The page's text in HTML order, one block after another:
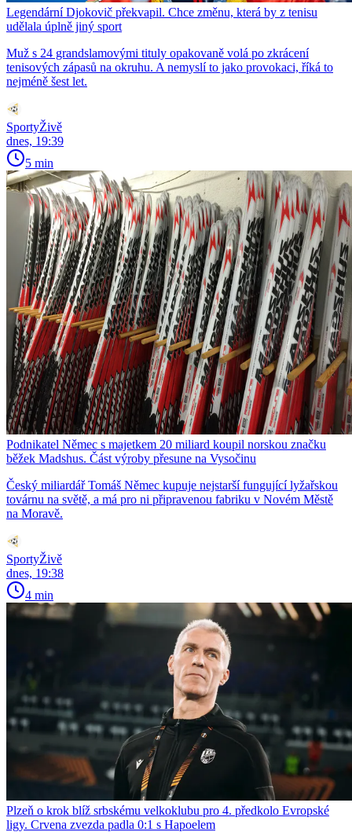
Legendární Djokovič překvapil. Chce změnu, která by z tenisu
udělala úplně jiný sport
Muž s 24 grandslamovými tituly opakovaně volá po zkrácení
tenisových zápasů na okruhu. A nemyslí to jako provokaci, říká to
nejméně šest let.
SportyŽivě
dnes, 19:39
5 min
Podnikatel Němec s majetkem 20 miliard koupil norskou značku
běžek Madshus. Část výroby přesune na Vysočinu
Český miliardář Tomáš Němec kupuje nejstarší fungující lyžařskou
továrnu na světě, a má pro ni připravenou fabriku v Novém Městě
na Moravě.
SportyŽivě
dnes, 19:38
4 min
Plzeň o krok blíž srbskému velkoklubu pro 4. předkolo Evropské
ligy. Crvena zvezda padla 0:1 s Hapoelem